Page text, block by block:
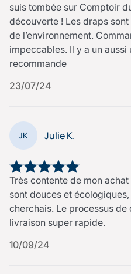
suis tombée sur Comptoir
découverte ! Les draps
de l’environnement.
impeccables. Il y a un aussi
recommande
23/07/24
JK Julie K.
Très contente de mon
sont douces et
cherchais. Le processus
livraison super rapide.
10/09/24